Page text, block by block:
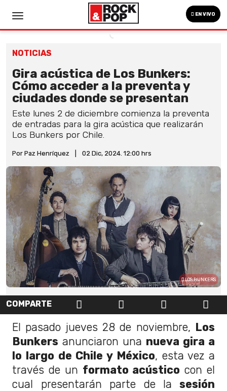
EN VIVO
NOTICIAS
Gira acústica de Los Bunkers:
Cómo acceder a la preventa y
ciudades donde se presentan
Este lunes 2 de diciembre comienza la preventa
de entradas para la gira acústica que realizarán
Los Bunkers por Chile.
Por Paz Henríquez 02 Dic, 2024. 12:00 hrs
LOS BUNKERS
COMPARTE
El pasado jueves 28 de noviembre, Los
Bunkers anunciaron una nueva gira a
lo largo de Chile y México, esta vez a
través de un formato acústico con el
cual presentarán parte de la sesión